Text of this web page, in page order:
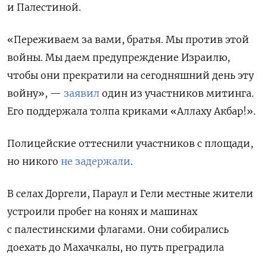
и Палестиной.
«Переживаем за вами, братья. Мы против этой
войны. Мы даем предупреждение Израилю,
чтобы они прекратили на сегодняшний день эту
войну», — заявил один из участников митинга.
Его поддержала толпа криками «Аллаху Акбар!».
Полицейские оттеснили участников с площади,
но никого не задержали.
В селах Доргели, Параул и Гели местные жители
устроили пробег на конях и машинах
с палестинскими флагами. Они собирались
доехать до Махачкалы, но путь преградила